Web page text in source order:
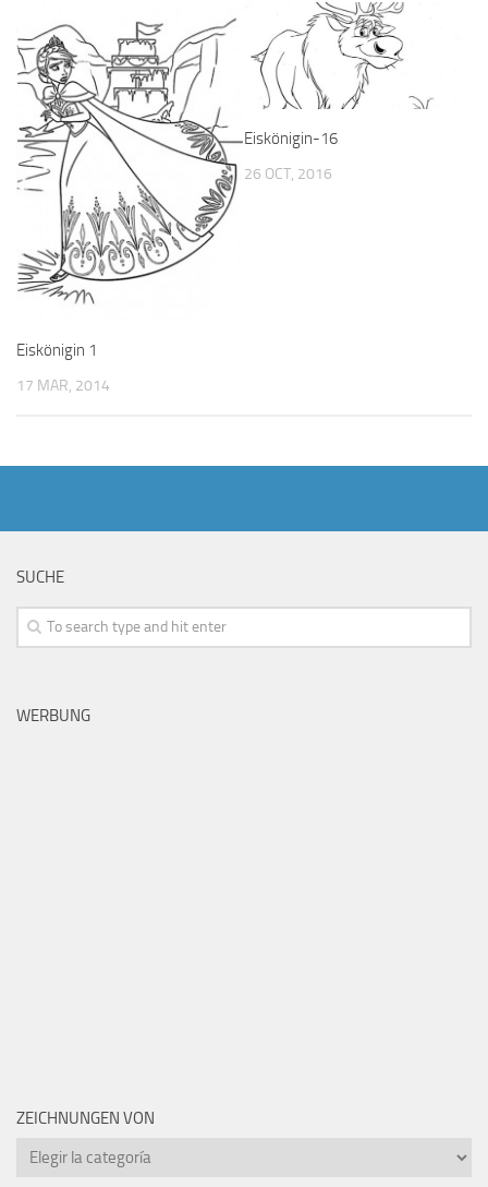
Eiskönigin 1
17 MAR, 2014
Eiskönigin-16
26 OCT, 2016
SUCHE
WERBUNG
ZEICHNUNGEN VON
Zeichnungen